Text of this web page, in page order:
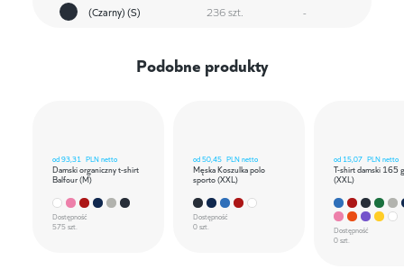
(Czarny) (S)
236 szt. -
Podobne produkty
od93,31 PLN netto
Damski organiczny t-shirt
Balfour (M)
Dostępność
575 szt.
od50,45 PLN netto
Męska Koszulka polo
sporto (XXL)
Dostępność
0 szt.
od 15,07 PLN netto
T-shirt damski 165
(XXL)
Dostępność
0 szt.